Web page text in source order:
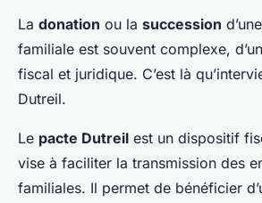
La donation ou la succession
familiale est souvent complexe,
fiscal et juridique. C’est là
Dutreil.
Le pacte Dutreil est un dispositif
vise à faciliter la transmission des
familiales. Il permet de bénéficier